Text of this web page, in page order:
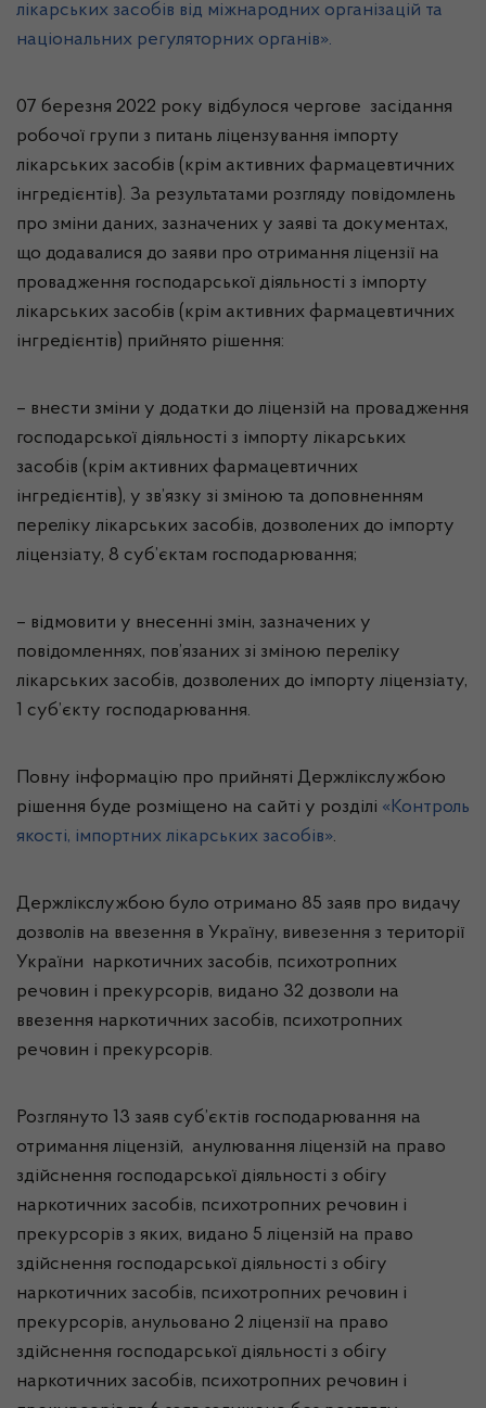
лікарських засобів від міжнародних організацій та
національних регуляторних органів».
07 березня 2022 року відбулося чергове засідання
робочої групи з питань ліцензування імпорту
лікарських засобів (крім активних фармацевтичних
інгредієнтів). За результатами розгляду повідомлень
про зміни даних, зазначених у заяві та документах,
що додавалися до заяви про отримання ліцензії на
провадження господарської діяльності з імпорту
лікарських засобів (крім активних фармацевтичних
інгредієнтів) прийнято рішення:
– внести зміни у додатки до ліцензій на провадження
господарської діяльності з імпорту лікарських
засобів (крім активних фармацевтичних
інгредієнтів), у зв’язку зі зміною та доповненням
переліку лікарських засобів, дозволених до імпорту
ліцензіату, 8 суб’єктам господарювання;
– відмовити у внесенні змін, зазначених у
повідомленнях, пов’язаних зі зміною переліку
лікарських засобів, дозволених до імпорту ліцензіату,
1 суб’єкту господарювання.
Повну інформацію про прийняті Держлікслужбою
рішення буде розміщено на сайті у розділі «Контроль
якості, імпортних лікарських засобів».
Держлікслужбою було отримано 85 заяв про видачу
дозволів на ввезення в Україну, вивезення з території
України наркотичних засобів, психотропних
речовин і прекурсорів, видано 32 дозволи на
ввезення наркотичних засобів, психотропних
речовин і прекурсорів.
Розглянуто 13 заяв суб’єктів господарювання на
отримання ліцензій, анулювання ліцензій на право
здійснення господарської діяльності з обігу
наркотичних засобів, психотропних речовин і
прекурсорів з яких, видано 5 ліцензій на право
здійснення господарської діяльності з обігу
наркотичних засобів, психотропних речовин і
прекурсорів, анульовано 2 ліцензії на право
здійснення господарської діяльності з обігу
наркотичних засобів, психотропних речовин і